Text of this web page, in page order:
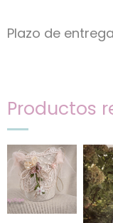
Plazo de
Productos